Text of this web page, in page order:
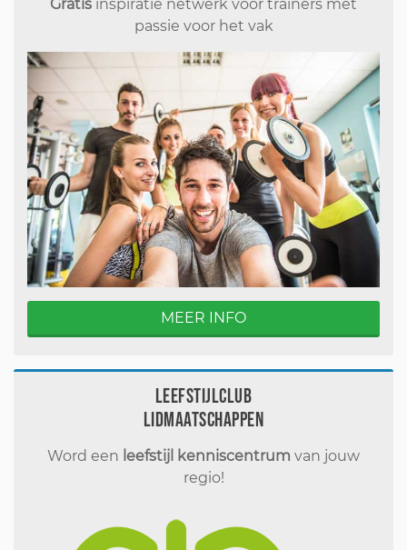
Gratis inspiratie netwerk voor trainers met
passie voor het vak
MEER INFO
Leefstijlclub
Lidmaatschappen
Word een leefstijl kenniscentrum van jouw
regio!